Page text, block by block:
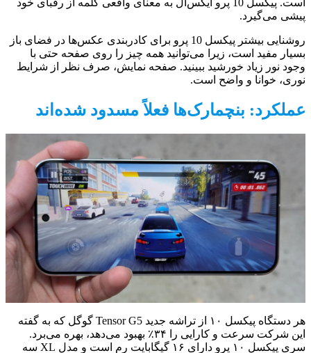
است. پیکسل 10 پرو ایکس‌ال به معنای واقعی کلمه از رقبای خود
پیشی می‌گیرد.
روشنایی بیشتر پیکسل 10 پرو برای کادربندی عکس‌ها در فضای باز
بسیار مفید است، زیرا می‌توانید همه چیز را روی صفحه حتی با
وجود نور زیاد خورشید ببینید. صفحه نمایش، صرف نظر از شرایط
نوری، خوانا و واضح است.
عملکرد: بنچمارک‌ها فعلاً مسدود شده‌اند
هر دستگاه پیکسل ۱۰ از تراشه جدید Tensor G5 گوگل که به گفته
این شرکت سرعت و کارایی را ۳۴٪ بهبود می‌دهد، بهره می‌برد.
سری پیکسل ۱۰ پرو دارای ۱۶ گیگابایت رم است و مدل XL سه